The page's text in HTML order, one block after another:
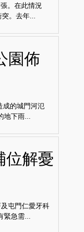
。在此情況
。去年...
園佈
成的城門河氾
下雨...
位解憂
屯門仁愛牙科
急需...